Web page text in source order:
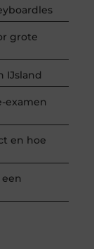
grote
IJsland
examen
en hoe